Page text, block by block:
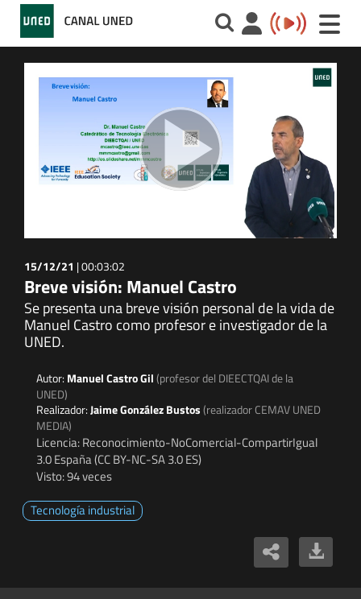
Toggle
15/12/21 |00:03:02
Breve visión: Manuel Castro
Se presenta una breve visión personal de la vida de
Manuel Castro como profesor e investigador de la
UNED.
Autor: Manuel Castro Gil(profesor del DIEECTQAI de la
UNED)
Realizador:Jaime González Bustos(realizador CEMAV UNED
MEDIA)
Licencia: Reconocimiento-NoComercial-CompartirIgual
3.0 España (CC BY-NC-SA 3.0 ES)
Visto: 94 veces
Tecnología industrial